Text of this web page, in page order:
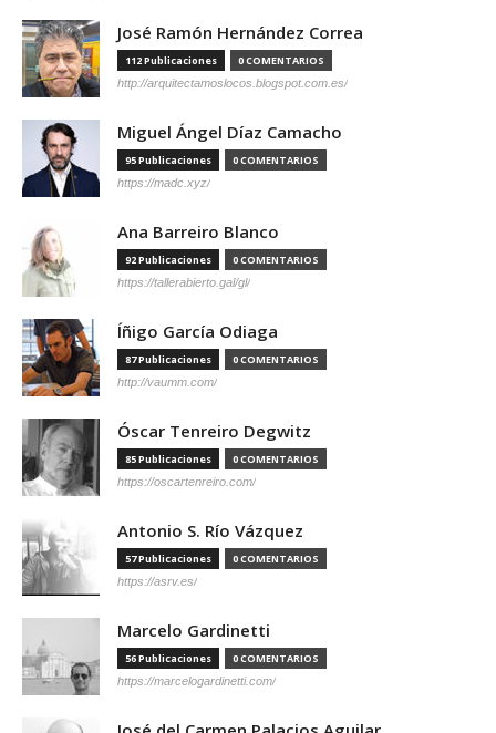
José Ramón Hernández Correa
112 Publicaciones 0 COMENTARIOS
http://arquitectamoslocos.blogspot.com.es/
Miguel Ángel Díaz Camacho
95 Publicaciones 0 COMENTARIOS
https://madc.xyz/
Ana Barreiro Blanco
92 Publicaciones 0 COMENTARIOS
https://tallerabierto.gal/gl/
Íñigo García Odiaga
87 Publicaciones 0 COMENTARIOS
http://vaumm.com/
Óscar Tenreiro Degwitz
85 Publicaciones 0 COMENTARIOS
https://oscartenreiro.com/
Antonio S. Río Vázquez
57 Publicaciones 0 COMENTARIOS
https://asrv.es/
Marcelo Gardinetti
56 Publicaciones 0 COMENTARIOS
https://marcelogardinetti.com/